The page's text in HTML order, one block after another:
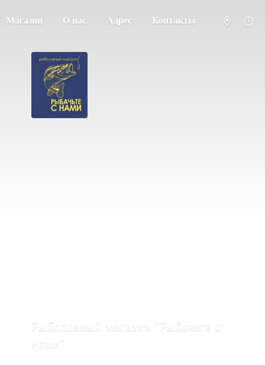
Магазин О нас Адрес Контакты
Рыболовный магазин "Рыбачьте с
нами"